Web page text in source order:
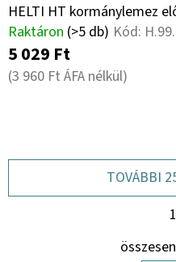
HELTI HT kormánylemez
Raktáron (>5 db) Kód:
5 029 Ft
(3 960 Ft ÁFA nélkül)
TOVÁBBI
1
összesen